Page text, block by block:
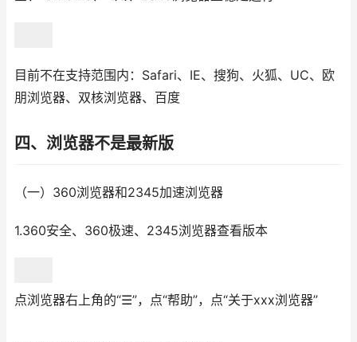
目前不在支持范围内：Safari、IE、搜狗、火狐、UC、欧
朋浏览器、双核浏览器、百度
四、浏览器不是最新版
（一）360浏览器和2345加速浏览器
1.360安全、360极速、2345浏览器查看版本
点浏览器右上角的“☰”，点“帮助”，点“关于xxx浏览器”